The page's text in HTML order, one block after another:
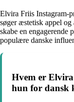
Elvira Friis Instagram-
søger æstetisk appel
skabe en engagerende
populære danske
Hvem er
hun for dansk